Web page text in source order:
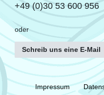
+49 (0)30 53 600 956
oder
Schreib uns eine E-Mail
Impressum